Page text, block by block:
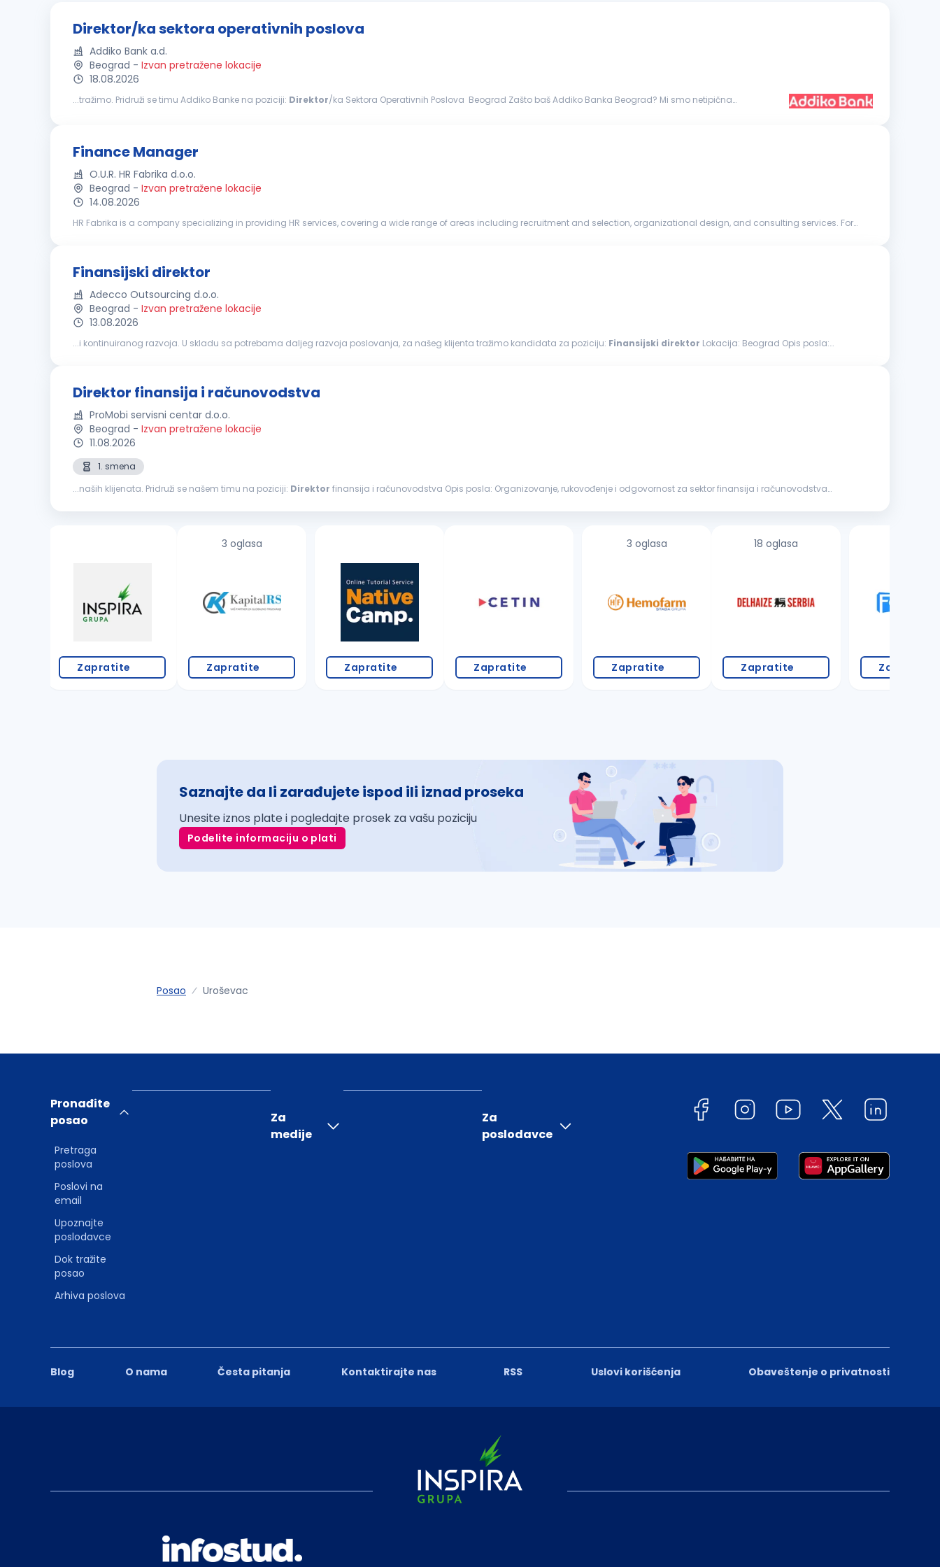
Direktor/ka sektora operativnih poslova
Addiko Bank a.d.
Beograd - Izvan pretražene lokacije
18.08.2026
...tražimo. Pridruži se timu Addiko Banke na poziciji: Direktor/ka Sektora Operativnih Poslova Beograd Zašto baš Addiko Banka Beograd? Mi smo netipična
Finance Manager
O.U.R. HR Fabrika d.o.o.
Beograd - Izvan pretražene lokacije
14.08.2026
HR Fabrika is a company specializing in providing HR services, covering a wide range of areas including recruitment and selection, organizational design, and consulting services. For
Finansijski direktor
Adecco Outsourcing d.o.o.
Beograd - Izvan pretražene lokacije
13.08.2026
...i kontinuiranog razvoja. U skladu sa potrebama daljeg razvoja poslovanja, za našeg klijenta tražimo kandidata za poziciju: Finansijski direktor Lokacija: Beograd Opis posla:
Direktor finansija i računovodstva
ProMobi servisni centar d.o.o.
Beograd - Izvan pretražene lokacije
11.08.2026
1. smena
...naših klijenata. Pridruži se našem timu na poziciji: Direktor finansija i računovodstva Opis posla: Organizovanje, rukovođenje i odgovornost za sektor finansija i računovodstva
Zapratite
3 oglasa
Zapratite Zapratite Zapratite
3 oglasa
Zapratite
18 oglasa
Zapratite Zapratite
Saznajte da li zarađujete ispod ili iznad proseka
Unesite iznos plate i pogledajte prosek za vašu poziciju
Podelite informaciju o plati
Posao Uroševac
Blog O nama Česta pitanja Kontaktirajte nas RSS Uslovi korišćenja Obaveštenje o privatnosti
Pronađite
posao
Pretraga
poslova
Poslovi na
email
Upoznajte
poslodavce
Dok tražite
posao
Arhiva poslova
Za
medije
Za
poslodavce